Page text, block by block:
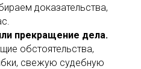
доказательства,
прекращение дела.
обстоятельства,
свежую судебную